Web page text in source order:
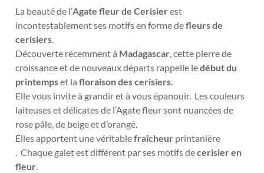
La beauté de l’Agate fleur de Cerisierest
incontestablement ses motifs en forme defleurs de
cerisiers.
Découverte récemment à Madagascar, cette pierre de
croissance et de nouveaux départs rappelle ledébut du
printempset lafloraison des cerisiers.
Elle vous invite à grandir et à vous épanouir. Les couleurs
laiteuses et délicates de l’Agate fleur sont nuancées de
rose pâle, de beige et d’orangé.
Elles apportent une véritablefraîcheur printanière
. Chaque galet est différent par ses motifs decerisier en
fleur.